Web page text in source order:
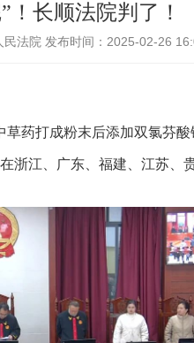
！长顺法院判了！
民法院 发布时间：2025-02-26
打成粉末后添加双氯芬酸
江、广东、福建、江苏、